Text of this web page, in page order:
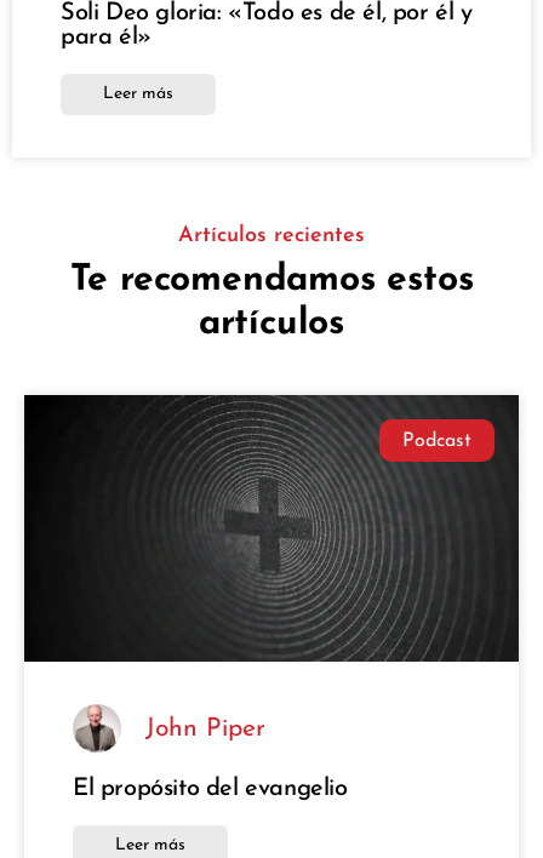
Soli Deo gloria: «Todo es de él, por él y
para él»
Leer más
Artículos recientes
Te recomendamos estos
artículos
Podcast
John Piper
El propósito del evangelio
Leer más